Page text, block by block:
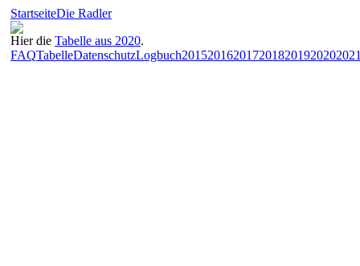
StartseiteDie Radler
Hier die Tabelle aus 2020.
FAQTabelleDatenschutzLogbuch201520162017201820192020